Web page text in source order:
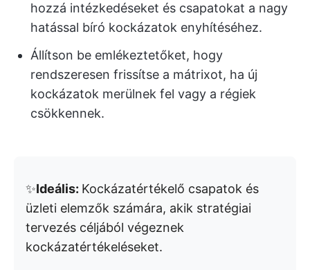
hozzá intézkedéseket és csapatokat a nagy
hatással bíró kockázatok enyhítéséhez.
Állítson be emlékeztetőket, hogy
rendszeresen frissítse a mátrixot, ha új
kockázatok merülnek fel vagy a régiek
csökkennek.
✨Ideális: Kockázatértékelő csapatok és
üzleti elemzők számára, akik stratégiai
tervezés céljából végeznek
kockázatértékeléseket.